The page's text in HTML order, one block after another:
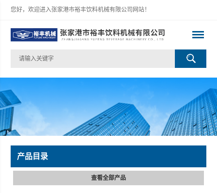
您好，欢迎进入张家港市裕丰饮料机械有限公司网站！
产品目录
查看全部产品